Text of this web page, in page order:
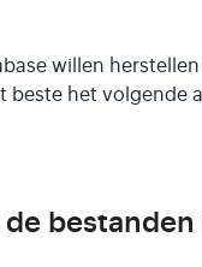
willen
beste het volgende